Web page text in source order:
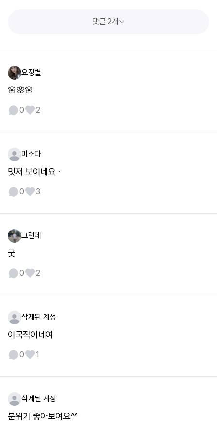
댓글 2개
요정별
🌸🌸🌸
0 2
미소다
멋져 보이네요ㆍ
0 3
그런데
굿
0 2
삭제된 계정
이국적이네여
0 1
삭제된 계정
분위기 좋아보여요^^